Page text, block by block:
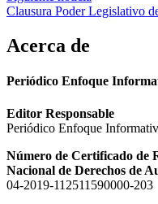
entradas
Clausura Poder Legislativo
Acerca de
Periódico Enfoque
Editor Responsable
Periódico Enfoque
Número de Certificado de
Nacional de Derechos de
04-2019-112511590000-203